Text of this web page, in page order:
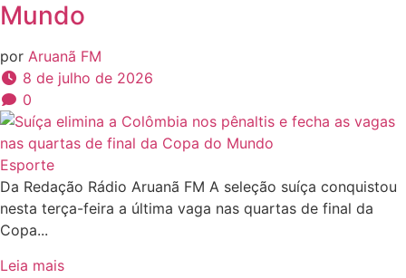
Mundo
por Aruanã FM
8 de julho de 2026
0
Esporte
Da Redação Rádio Aruanã FM A seleção suíça conquistou
nesta terça-feira a última vaga nas quartas de final da
Copa...
Leia mais